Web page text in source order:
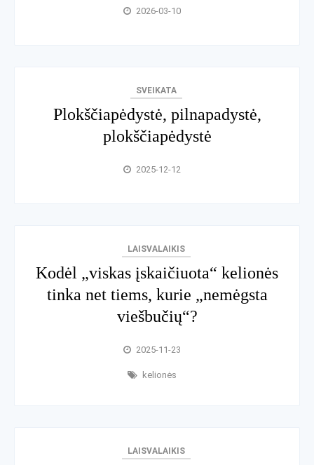
2026-03-10
SVEIKATA
Plokščiapėdystė, pilnapadystė,
plokščiapėdystė
2025-12-12
LAISVALAIKIS
Kodėl „viskas įskaičiuota“ kelionės
tinka net tiems, kurie „nemėgsta
viešbučių“?
2025-11-23
kelionės
LAISVALAIKIS